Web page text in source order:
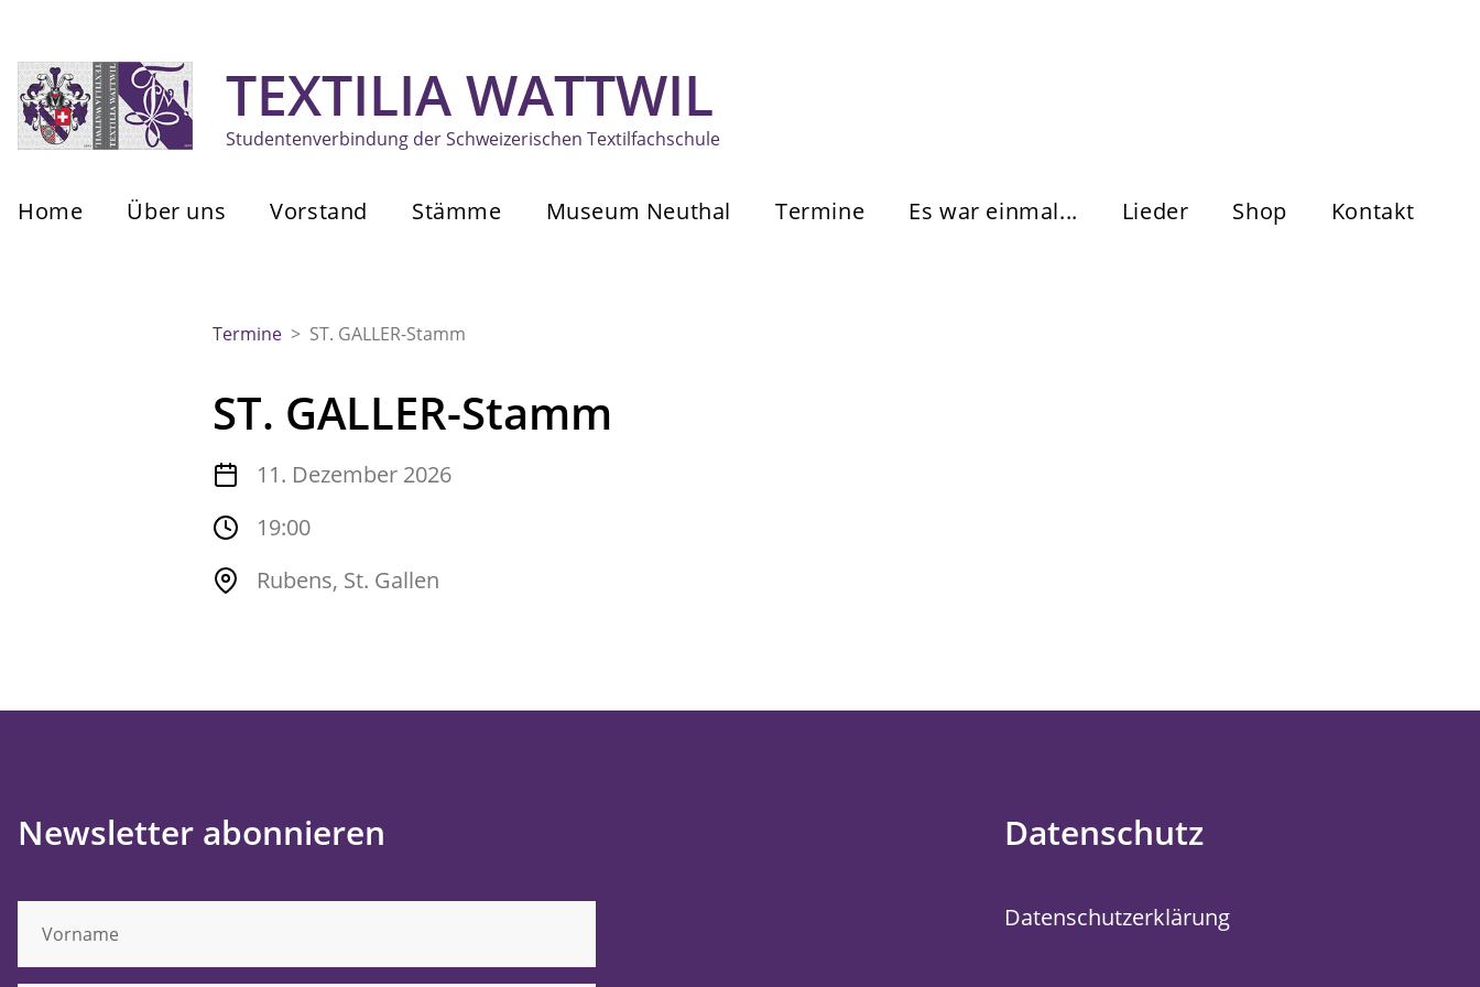
TEXTILIA WATTWIL
Studentenverbindung der Schweizerischen Textilfachschule
Home Über uns Vorstand Stämme Museum Neuthal Termine Es war einmal... Lieder Shop Kontakt
Termine > ST. GALLER-Stamm
ST. GALLER-Stamm
11. Dezember 2026
19:00
Rubens, St. Gallen
Newsletter abonnieren Datenschutz
Datenschutzerklärung